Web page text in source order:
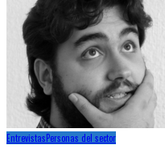
EntrevistasPersonas del sector